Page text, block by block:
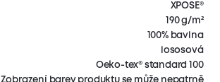
XPOSE®
190 g/m²
100% bavlna
lososová
Oeko-tex® standard 100
Zobrazení barev produktu se může nepatrně